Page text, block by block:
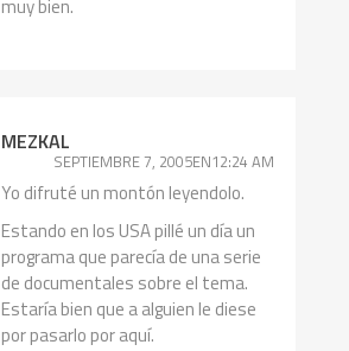
muy bien.
MEZKAL
SEPTIEMBRE 7, 2005EN12:24 AM
Yo difruté un montón leyendolo.
Estando en los USA pillé un día un
programa que parecía de una serie
de documentales sobre el tema.
Estaría bien que a alguien le diese
por pasarlo por aquí.